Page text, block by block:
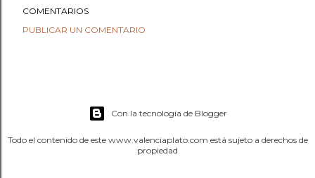
COMENTARIOS
PUBLICAR UN COMENTARIO
Con la tecnología de Blogger
Todo el contenido de este www.valenciaplato.com está sujeto a derechos de
propiedad